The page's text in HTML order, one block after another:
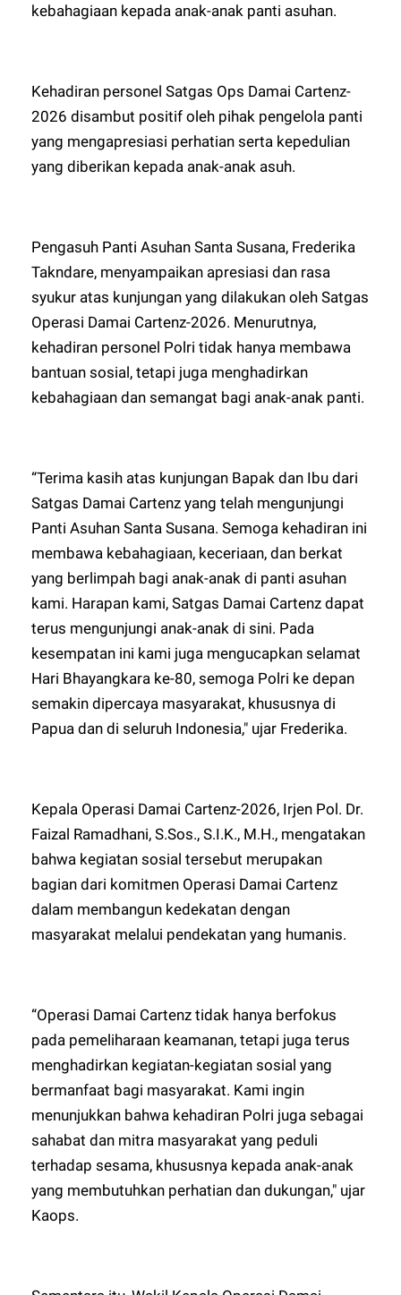
kebahagiaan kepada anak-anak panti asuhan.
Kehadiran personel Satgas Ops Damai Cartenz-
2026 disambut positif oleh pihak pengelola panti
yang mengapresiasi perhatian serta kepedulian
yang diberikan kepada anak-anak asuh.
Pengasuh Panti Asuhan Santa Susana, Frederika
Takndare, menyampaikan apresiasi dan rasa
syukur atas kunjungan yang dilakukan oleh Satgas
Operasi Damai Cartenz-2026. Menurutnya,
kehadiran personel Polri tidak hanya membawa
bantuan sosial, tetapi juga menghadirkan
kebahagiaan dan semangat bagi anak-anak panti.
“Terima kasih atas kunjungan Bapak dan Ibu dari
Satgas Damai Cartenz yang telah mengunjungi
Panti Asuhan Santa Susana. Semoga kehadiran ini
membawa kebahagiaan, keceriaan, dan berkat
yang berlimpah bagi anak-anak di panti asuhan
kami. Harapan kami, Satgas Damai Cartenz dapat
terus mengunjungi anak-anak di sini. Pada
kesempatan ini kami juga mengucapkan selamat
Hari Bhayangkara ke-80, semoga Polri ke depan
semakin dipercaya masyarakat, khususnya di
Papua dan di seluruh Indonesia," ujar Frederika.
Kepala Operasi Damai Cartenz-2026, Irjen Pol. Dr.
Faizal Ramadhani, S.Sos., S.I.K., M.H., mengatakan
bahwa kegiatan sosial tersebut merupakan
bagian dari komitmen Operasi Damai Cartenz
dalam membangun kedekatan dengan
masyarakat melalui pendekatan yang humanis.
“Operasi Damai Cartenz tidak hanya berfokus
pada pemeliharaan keamanan, tetapi juga terus
menghadirkan kegiatan-kegiatan sosial yang
bermanfaat bagi masyarakat. Kami ingin
menunjukkan bahwa kehadiran Polri juga sebagai
sahabat dan mitra masyarakat yang peduli
terhadap sesama, khususnya kepada anak-anak
yang membutuhkan perhatian dan dukungan," ujar
Kaops.